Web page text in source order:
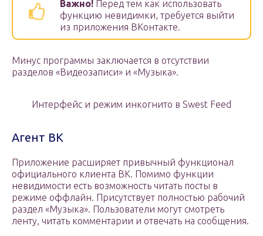
Важно! Перед тем как использовать
функцию невидимки, требуется выйти
из приложения ВКонтакте.
Минус программы заключается в отсутствии
разделов «Видеозаписи» и «Музыка».
Интерфейс и режим инкогнито в Swest Feed
Агент ВК
Приложение расширяет привычный функционал
официального клиента ВК. Помимо функции
невидимости есть возможность читать посты в
режиме оффлайн. Присутствует полностью рабочий
раздел «Музыка». Пользователи могут смотреть
ленту, читать комментарии и отвечать на сообщения.